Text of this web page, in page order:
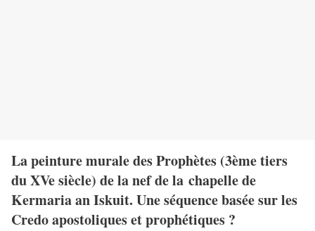
La peinture murale des Prophètes (3ème tiers
du XVe siècle) de la nef de la chapelle de
Kermaria an Iskuit. Une séquence basée sur les
Credo apostoliques et prophétiques ?